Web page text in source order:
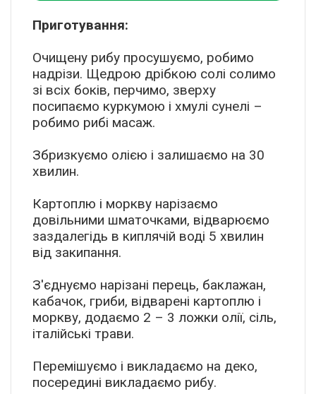
Приготування:
️Очищену рибу просушуємо, робимо
надрізи. Щедрою дрібкою солі солимо
зі всіх боків, перчимо, зверху
посипаємо куркумою і хмулі сунелі –
робимо рибі масаж.
Збризкуємо олією і залишаємо на 30
хвилин.
️Картоплю і моркву нарізаємо
довільними шматочками, відварюємо
заздалегідь в киплячій воді 5 хвилин
від закипання.
З'єднуємо нарізані перець, баклажан,
кабачок, гриби, відварені картоплю і
моркву, додаємо 2 – 3 ложки олії, сіль,
італійські трави.
Перемішуємо і викладаємо на деко,
посередині викладаємо рибу.